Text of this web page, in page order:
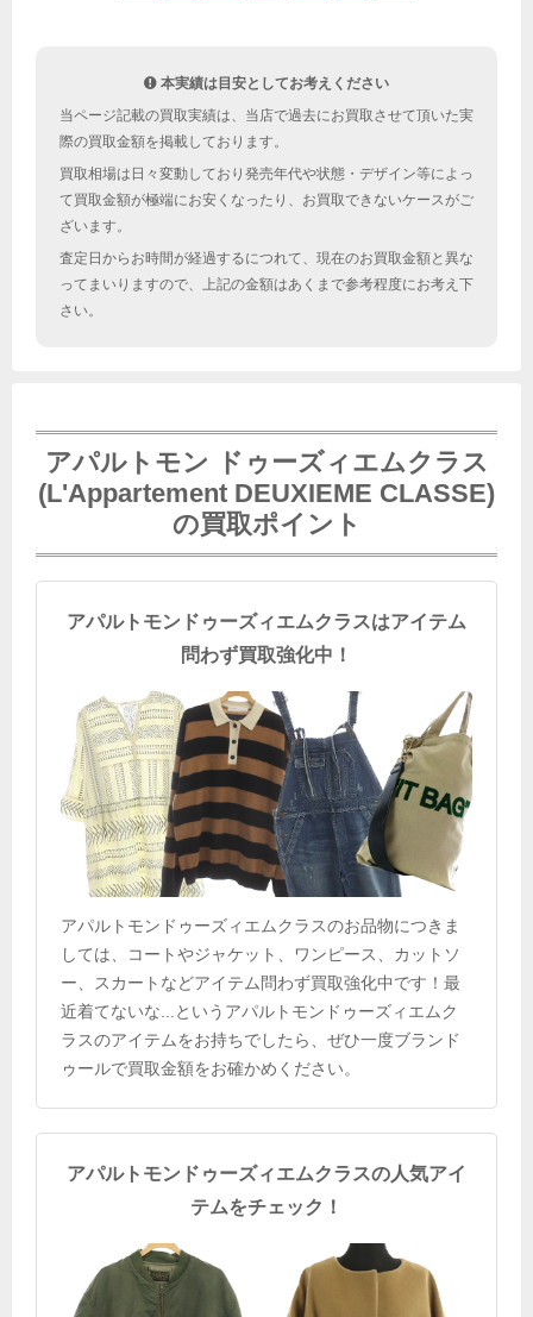
本実績は目安としてお考えください
当ページ記載の買取実績は、当店で過去にお買取させて頂いた実
際の買取金額を掲載しております。
買取相場は日々変動しており発売年代や状態・デザイン等によっ
て買取金額が極端にお安くなったり、お買取できないケースがご
ざいます。
査定日からお時間が経過するにつれて、現在のお買取金額と異な
ってまいりますので、上記の金額はあくまで参考程度にお考え下
さい。
アパルトモン ドゥーズィエムクラス
(L'Appartement DEUXIEME CLASSE)
の買取ポイント
アパルトモンドゥーズィエムクラスはアイテム
問わず買取強化中！
アパルトモンドゥーズィエムクラスのお品物につきま
しては、コートやジャケット、ワンピース、カットソ
ー、スカートなどアイテム問わず買取強化中です！最
近着てないな...というアパルトモンドゥーズィエムク
ラスのアイテムをお持ちでしたら、ぜひ一度ブランド
ゥールで買取金額をお確かめください。
アパルトモンドゥーズィエムクラスの人気アイ
テムをチェック！